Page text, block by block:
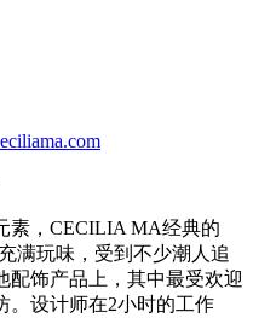
素，CECILIA MA经典的
满玩味，受到不少潮人追
配饰产品上，其中最受欢迎
。设计师在2小时的工作